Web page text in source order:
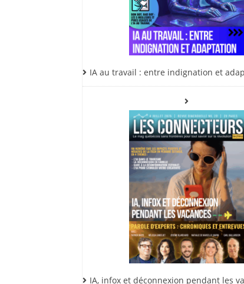
IA au travail : entre indignation et
IA, infox et déconnexion pendant les